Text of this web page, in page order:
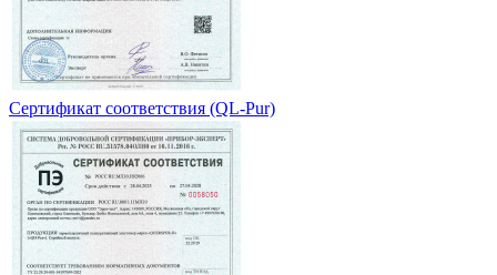
Сертификат соответствия (QL-Pur)